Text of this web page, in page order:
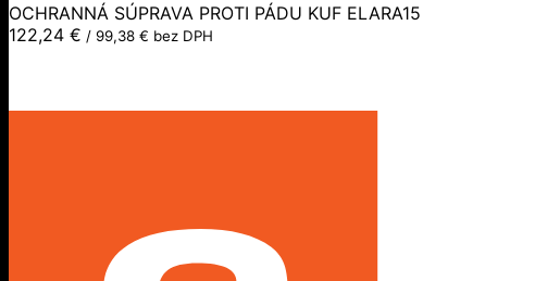
OCHRANNÁ SÚPRAVA PROTI PÁDU KUF ELARA15
122,24 € / 99,38 € bez DPH